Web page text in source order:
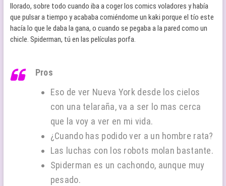
llorado, sobre todo cuando iba a coger los comics voladores y había
que pulsar a tiempo y acababa comiéndome un kaki porque el tío este
hacía lo que le daba la gana, o cuando se pegaba a la pared como un
chicle. Spiderman, tú en las películas porfa.
Pros
Eso de ver Nueva York desde los cielos
con una telaraña, va a ser lo mas cerca
que la voy a ver en mi vida.
¿Cuando has podido ver a un hombre rata?
Las luchas con los robots molan bastante.
Spiderman es un cachondo, aunque muy
pesado.